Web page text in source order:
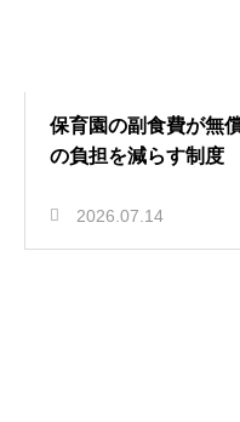
保育園の副食費が無
の負担を減らす制度
2026.07.14